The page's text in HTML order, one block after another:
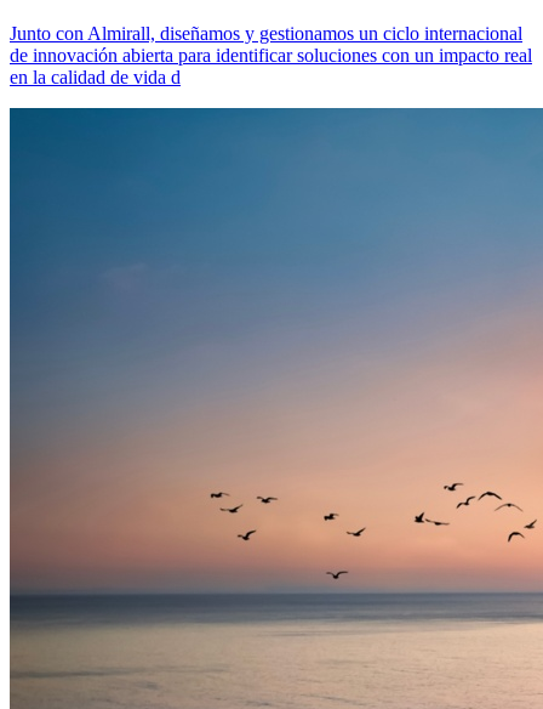
Junto con Almirall, diseñamos y gestionamos un ciclo internacional
de innovación abierta para identificar soluciones con un impacto real
en la calidad de vida d